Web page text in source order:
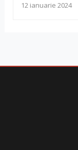
12 ianuarie 2024